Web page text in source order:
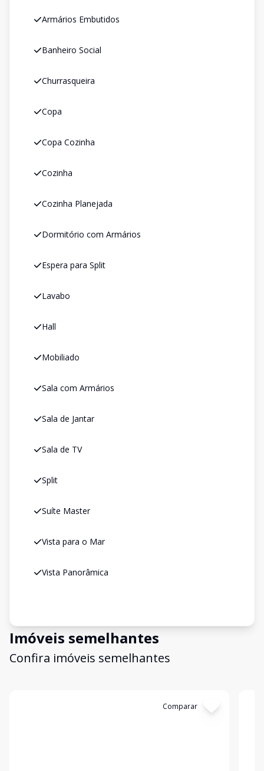
Armários Embutidos
Banheiro Social
Churrasqueira
Copa
Copa Cozinha
Cozinha
Cozinha Planejada
Dormitório com Armários
Espera para Split
Lavabo
Hall
Mobiliado
Sala com Armários
Sala de Jantar
Sala de TV
Split
Suíte Master
Vista para o Mar
Vista Panorâmica
Imóveis semelhantes
Confira imóveis semelhantes
Comparar